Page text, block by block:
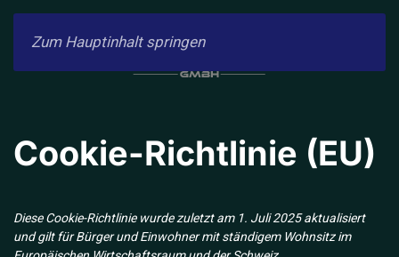
Zum Hauptinhalt springen
Cookie-Richtlinie (EU)
Diese Cookie-Richtlinie wurde zuletzt am 1. Juli 2025 aktualisiert
und gilt für Bürger und Einwohner mit ständigem Wohnsitz im